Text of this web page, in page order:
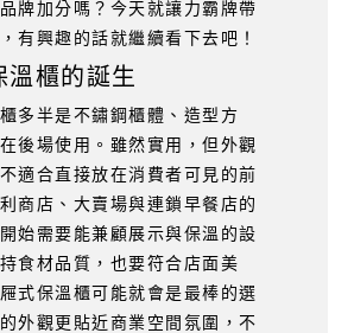
牌加分嗎？今天就讓力霸牌帶
有興趣的話就繼續看下去吧！
溫櫃的誕生
多半是不鏽鋼櫃體、造型方
後場使用。雖然實用，但外觀
適合直接放在消費者可見的前
商店、大賣場與連鎖早餐店的
始需要能兼顧展示與保溫的設
食材品質，也要符合店面美
式保溫櫃可能就會是最棒的選
外觀更貼近商業空間氛圍，不